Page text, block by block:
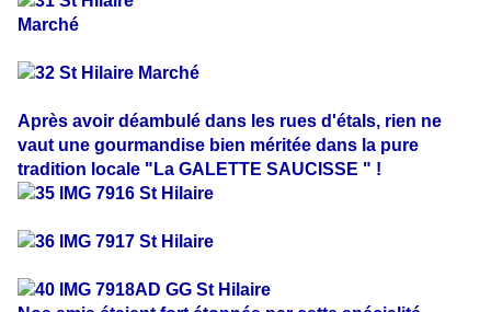
Après avoir déambulé dans les rues d'étals, rien ne
vaut une gourmandise bien méritée dans la pure
tradition locale "La GALETTE SAUCISSE " !